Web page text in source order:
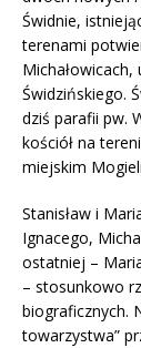
Świdnie,
terenami
Michałowicach,
Świdzińskiego.
dziś parafii pw.
kościół na
miejskim
Stanisław i
Ignacego,
ostatniej –
– stosunkowo
biograficznych.
towarzystwa”